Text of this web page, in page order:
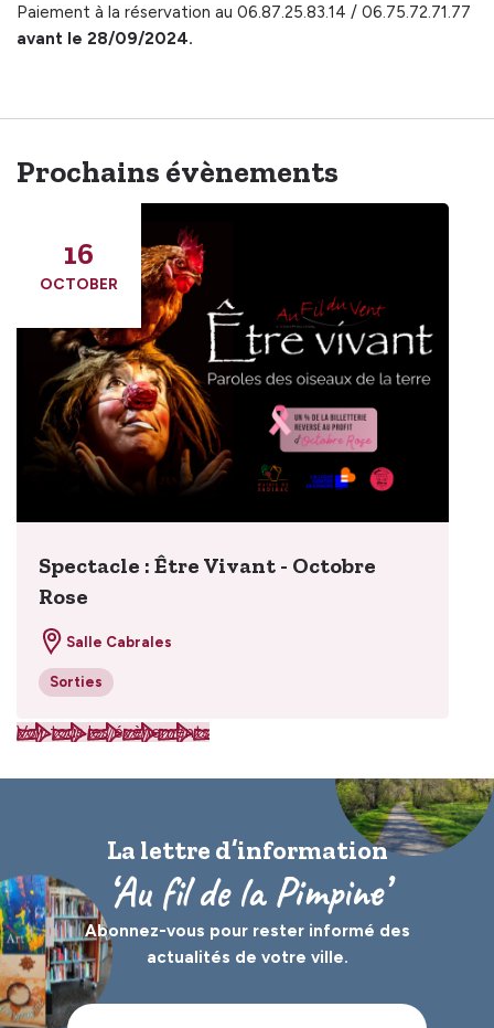
Paiement à la réservation au 06.87.25.83.14 / 06.75.72.71.77
avant le 28/09/2024.
Prochains évènements
16
OCTOBER
Spectacle : Être Vivant - Octobre
Rose
Salle Cabrales
Sorties
Voir tous les évènements
La lettre d’information
‘Au fil de la Pimpine’
Abonnez-vous pour rester informé des
actualités de votre ville.